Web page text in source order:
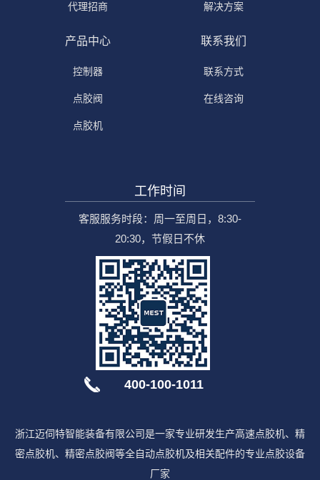
代理招商 解决方案
产品中心
控制器
点胶阀
点胶机
联系我们
联系方式
在线咨询
工作时间
客服服务时段：周一至周日，8:30-
20:30，节假日不休
400-100-1011
浙江迈伺特智能装备有限公司是一家专业研发生产高速点胶机、精
密点胶机、精密点胶阀等全自动点胶机及相关配件的专业点胶设备
厂家